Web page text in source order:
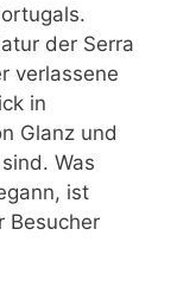
der Serra
verlassene
in
Glanz und
Was
ist
Besucher